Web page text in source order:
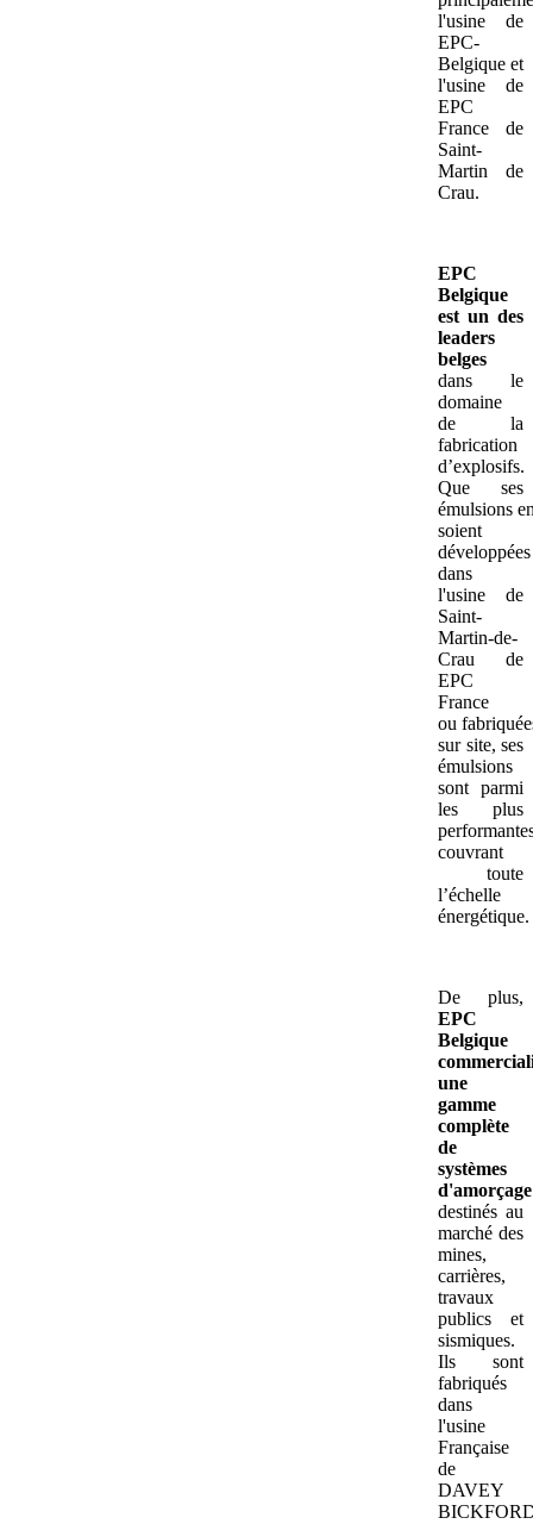
l'usine de
EPC-
Belgique et
l'usine de
EPC
France de
Saint-
Martin de
Crau.
EPC
Belgique
est un des
leaders
belges
dans le
domaine
de la
fabrication
d’explosifs.
Que ses
émulsions
soient
développées
dans
l'usine de
Saint-
Martin-de-
Crau de
EPC
France
ou
sur site, ses
émulsions
sont parmi
les plus
couvrant
toute
l’échelle
énergétique.
De plus,
EPC
Belgique
une
gamme
complète
de
systèmes
d'amorçage
destinés au
marché des
mines,
carrières,
travaux
publics et
sismiques.
Ils sont
fabriqués
dans
l'usine
Française
de
DAVEY